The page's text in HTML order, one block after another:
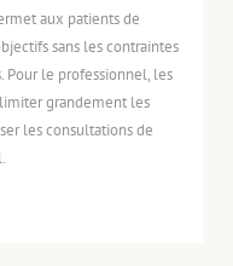
aux patients de
sans les contraintes
Pour le professionnel, les
grandement les
les consultations de